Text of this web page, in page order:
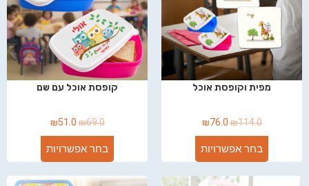
מפית וקופסת אוכל
₪114.0
₪76.0
בחר אפשרויות
קופסת אוכל עם שם
₪69.0
₪51.0
בחר אפשרויות